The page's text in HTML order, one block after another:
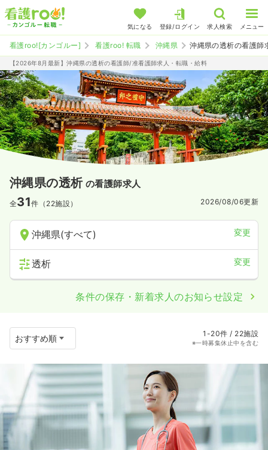
気になる 登録/ログイン 求人検索 メニュー
看護roo![カンゴルー] 看護roo! 転職 沖縄県 沖縄県の透析の看護師
【2026年8月最新】沖縄県の透析の看護師/准看護師求人・転職・給料
沖縄県の透析 の看護師求人
全31件（22施設） 2026/08/06更新
沖縄県(すべて) 変更
透析 変更
条件の保存・新着求人のお知らせ設定
1-20件 / 22施設
※一時募集休止中を含む